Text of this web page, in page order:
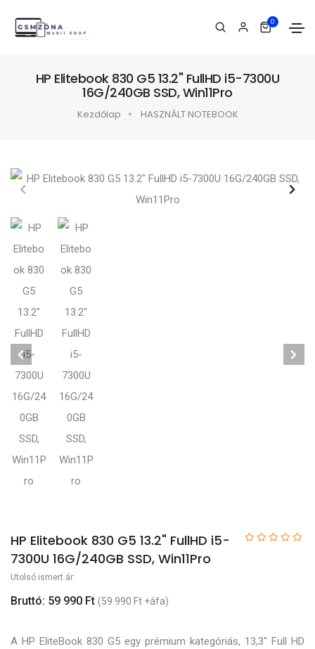
0
HP Elitebook 830 G5 13.2" FullHD i5-7300U
16G/240GB SSD, Win11Pro
Kezdőlap HASZNÁLT NOTEBOOK
HP Elitebook 830 G5 13.2" FullHD i5-
7300U 16G/240GB SSD, Win11Pro
Utolsó ismert ár:
Bruttó: 59 990 Ft (59 990 Ft +áfa)
A HP EliteBook 830 G5 egy prémium kategóriás, 13,3" Full HD